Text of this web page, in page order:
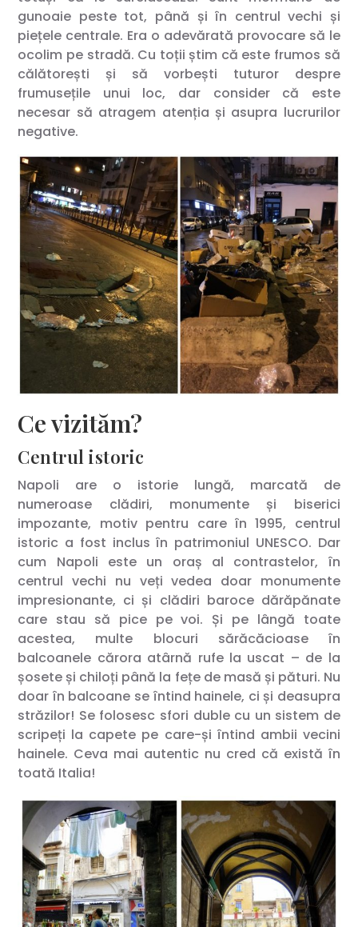
gunoaie peste tot, până și în centrul vechi și
piețele centrale. Era o adevărată provocare să le
ocolim pe stradă. Cu toții știm că este frumos să
călătorești și să vorbești tuturor despre
frumusețile unui loc, dar consider că este
necesar să atragem atenția și asupra lucrurilor
negative.
Ce vizităm?
Centrul istoric
Napoli are o istorie lungă, marcată de
numeroase clădiri, monumente și biserici
impozante, motiv pentru care în 1995, centrul
istoric a fost inclus în patrimoniul UNESCO. Dar
cum Napoli este un oraș al contrastelor, în
centrul vechi nu veți vedea doar monumente
impresionante, ci și clădiri baroce dărăpănate
care stau să pice pe voi. Și pe lângă toate
acestea, multe blocuri sărăcăcioase în
balcoanele cărora atârnă rufe la uscat – de la
șosete și chiloți până la fețe de masă și pături. Nu
doar în balcoane se întind hainele, ci și deasupra
străzilor! Se folosesc sfori duble cu un sistem de
scripeți la capete pe care-și întind ambii vecini
hainele. Ceva mai autentic nu cred că există în
toată Italia!